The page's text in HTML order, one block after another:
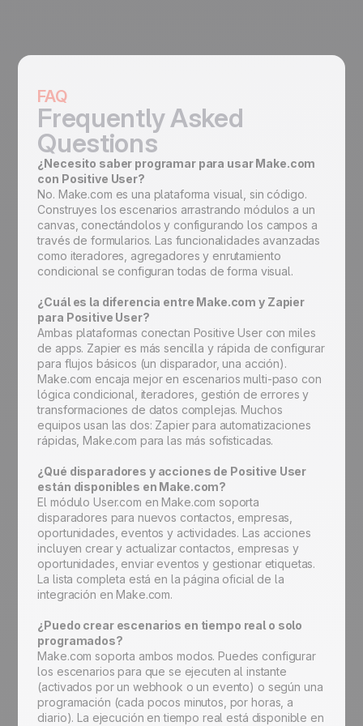
FAQ
Frequently Asked
Questions
¿Necesito saber programar para usar Make.com
con Positive User?
No. Make.com es una plataforma visual, sin código.
Construyes los escenarios arrastrando módulos a un
canvas, conectándolos y configurando los campos a
través de formularios. Las funcionalidades avanzadas
como iteradores, agregadores y enrutamiento
condicional se configuran todas de forma visual.
¿Cuál es la diferencia entre Make.com y Zapier
para Positive User?
Ambas plataformas conectan Positive User con miles
de apps. Zapier es más sencilla y rápida de configurar
para flujos básicos (un disparador, una acción).
Make.com encaja mejor en escenarios multi-paso con
lógica condicional, iteradores, gestión de errores y
transformaciones de datos complejas. Muchos
equipos usan las dos: Zapier para automatizaciones
rápidas, Make.com para las más sofisticadas.
¿Qué disparadores y acciones de Positive User
están disponibles en Make.com?
El módulo User.com en Make.com soporta
disparadores para nuevos contactos, empresas,
oportunidades, eventos y actividades. Las acciones
incluyen crear y actualizar contactos, empresas y
oportunidades, enviar eventos y gestionar etiquetas.
La lista completa está en la página oficial de la
integración en Make.com.
¿Puedo crear escenarios en tiempo real o solo
programados?
Make.com soporta ambos modos. Puedes configurar
los escenarios para que se ejecuten al instante
(activados por un webhook o un evento) o según una
programación (cada pocos minutos, por horas, a
diario). La ejecución en tiempo real está disponible en